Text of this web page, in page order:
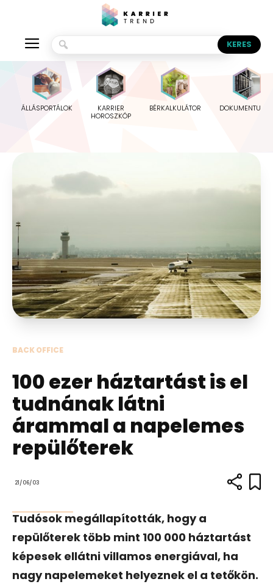
ÁLLÁSPORTÁLOK
KARRIER
HOROSZKÓP
BÉRKALKULÁTOR
BACK OFFICE
100 ezer háztartást is el
tudnának látni
árammal a napelemes
repülőterek
21/06/03
Tudósok megállapították, hogy a
repülőterek több mint 100 000 háztartást
képesek ellátni villamos energiával, ha
nagy napelemeket helyeznek el a tetőkön.